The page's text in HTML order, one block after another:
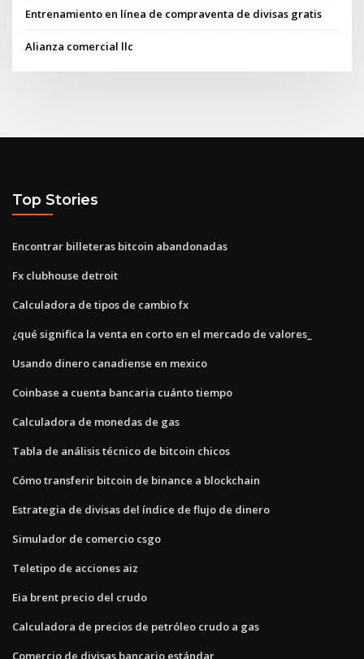
Entrenamiento en línea de compraventa de divisas gratis
Alianza comercial llc
Top Stories
Encontrar billeteras bitcoin abandonadas
Fx clubhouse detroit
Calculadora de tipos de cambio fx
¿qué significa la venta en corto en el mercado de valores_
Usando dinero canadiense en mexico
Coinbase a cuenta bancaria cuánto tiempo
Calculadora de monedas de gas
Tabla de análisis técnico de bitcoin chicos
Cómo transferir bitcoin de binance a blockchain
Estrategia de divisas del índice de flujo de dinero
Simulador de comercio csgo
Teletipo de acciones aiz
Eia brent precio del crudo
Calculadora de precios de petróleo crudo a gas
Comercio de divisas bancario estándar